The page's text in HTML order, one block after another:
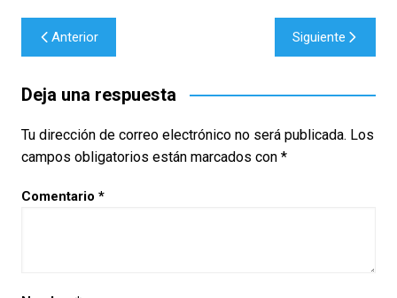
Navegación
de
entradas
Anterior Siguiente
Deja una respuesta
Tu dirección de correo electrónico no será publicada. Los
campos obligatorios están marcados con *
Comentario *